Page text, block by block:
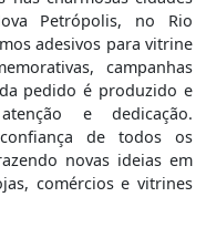
Petrópolis, no Rio
adesivos para vitrine
campanhas
pedido é produzido e
e dedicação.
de todos os
novas ideias em
comércios e vitrines